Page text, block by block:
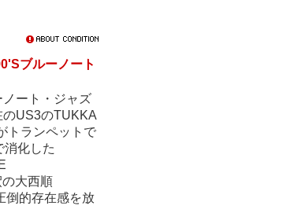
ブルーノート
ート・ジャズ
US3のTUKKA
トランペットで
消化した
大西順
倒的存在感を放